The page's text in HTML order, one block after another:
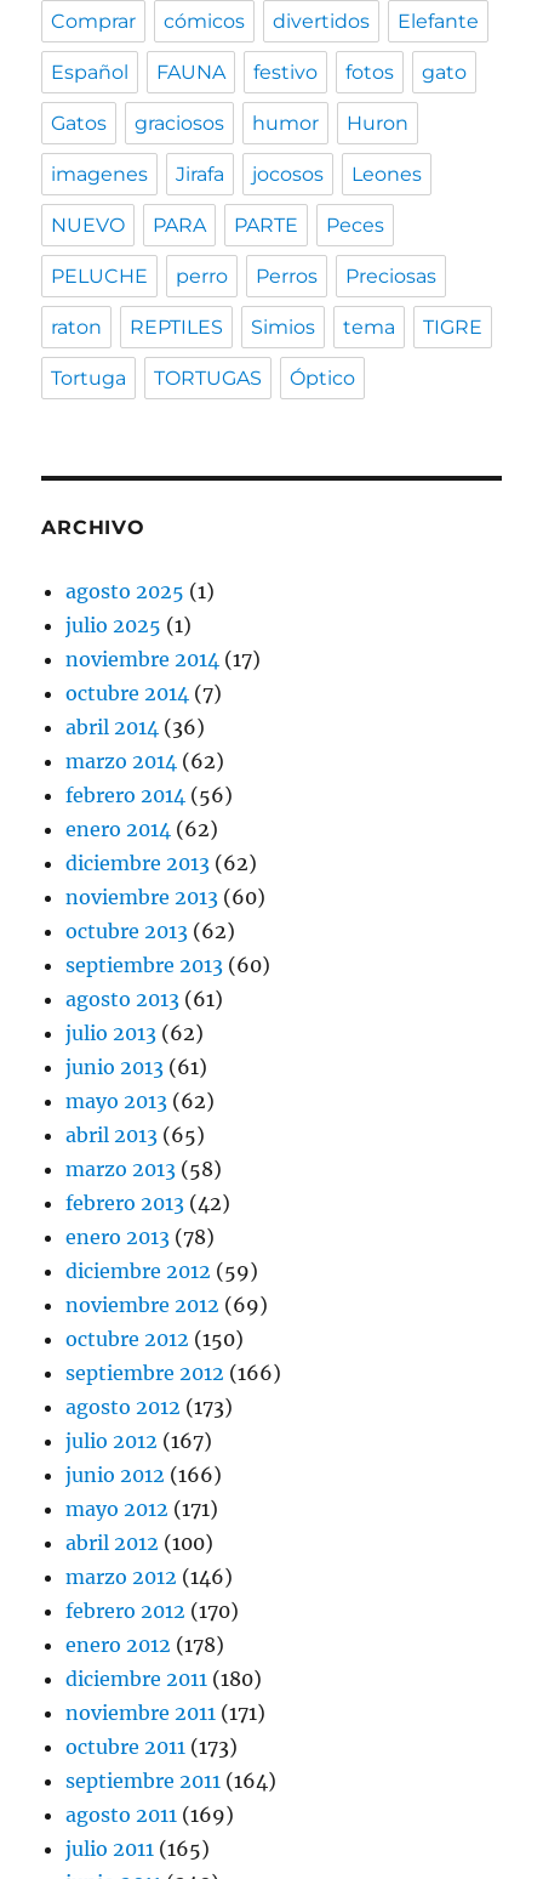
Comprar cómicos divertidos Elefante
Español FAUNA festivo fotos gato
Gatos graciosos humor Huron
imagenes Jirafa jocosos Leones
NUEVO PARA PARTE Peces
PELUCHE perro Perros Preciosas
raton REPTILES Simios tema TIGRE
Tortuga TORTUGAS Óptico
ARCHIVO
agosto 2025 (1)
julio 2025 (1)
noviembre 2014 (17)
octubre 2014 (7)
abril 2014 (36)
marzo 2014 (62)
febrero 2014 (56)
enero 2014 (62)
diciembre 2013 (62)
noviembre 2013 (60)
octubre 2013 (62)
septiembre 2013 (60)
agosto 2013 (61)
julio 2013 (62)
junio 2013 (61)
mayo 2013 (62)
abril 2013 (65)
marzo 2013 (58)
febrero 2013 (42)
enero 2013 (78)
diciembre 2012 (59)
noviembre 2012 (69)
octubre 2012 (150)
septiembre 2012 (166)
agosto 2012 (173)
julio 2012 (167)
junio 2012 (166)
mayo 2012 (171)
abril 2012 (100)
marzo 2012 (146)
febrero 2012 (170)
enero 2012 (178)
diciembre 2011 (180)
noviembre 2011 (171)
octubre 2011 (173)
septiembre 2011 (164)
agosto 2011 (169)
julio 2011 (165)